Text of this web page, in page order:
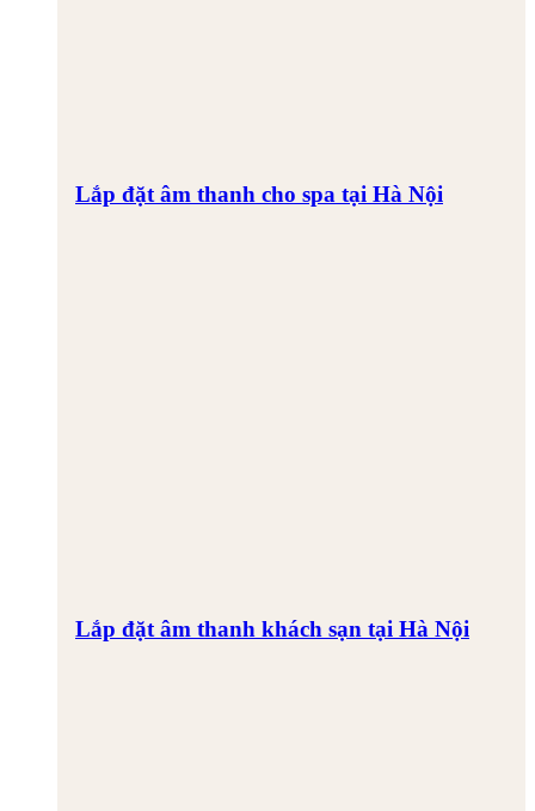
Lắp đặt âm thanh cho spa tại Hà Nội
Lắp đặt âm thanh khách sạn tại Hà Nội